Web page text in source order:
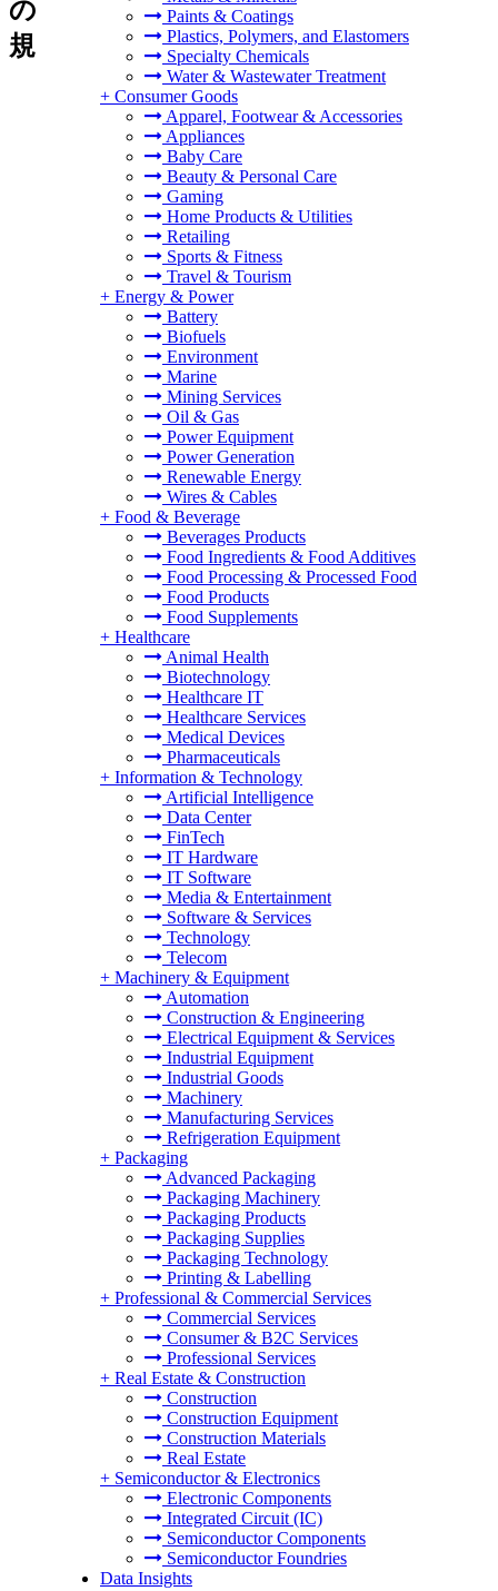
Paints & Coatings
Plastics, Polymers, and Elastomers
Specialty Chemicals
Water & Wastewater Treatment
+ Consumer Goods
Apparel, Footwear & Accessories
Appliances
Baby Care
Beauty & Personal Care
Gaming
Home Products & Utilities
Retailing
Sports & Fitness
Travel & Tourism
+ Energy & Power
Battery
Biofuels
Environment
Marine
Mining Services
Oil & Gas
Power Equipment
Power Generation
Renewable Energy
Wires & Cables
+ Food & Beverage
Beverages Products
Food Ingredients & Food Additives
Food Processing & Processed Food
Food Products
Food Supplements
+ Healthcare
Animal Health
Biotechnology
Healthcare IT
Healthcare Services
Medical Devices
Pharmaceuticals
+ Information & Technology
Artificial Intelligence
Data Center
FinTech
IT Hardware
IT Software
Media & Entertainment
Software & Services
Technology
Telecom
+ Machinery & Equipment
Automation
Construction & Engineering
Electrical Equipment & Services
Industrial Equipment
Industrial Goods
Machinery
Manufacturing Services
Refrigeration Equipment
+ Packaging
Advanced Packaging
Packaging Machinery
Packaging Products
Packaging Supplies
Packaging Technology
Printing & Labelling
+ Professional & Commercial Services
Commercial Services
Consumer & B2C Services
Professional Services
+ Real Estate & Construction
Construction
Construction Equipment
Construction Materials
Real Estate
+ Semiconductor & Electronics
Electronic Components
Integrated Circuit (IC)
Semiconductor Components
Semiconductor Foundries
Data Insights
の
規